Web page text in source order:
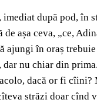
după pod,
așa ceva, „ce,
în oraș
nu chiar din
dacă or fi cîini?
străzi doar